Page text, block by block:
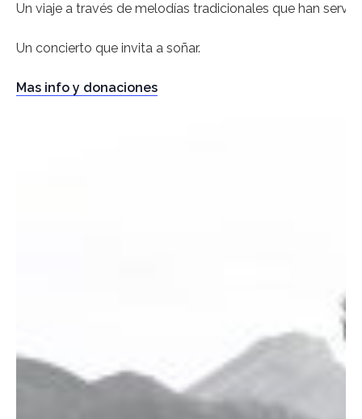
Un viaje a través de melodías tradicionales que han
Un concierto que invita a soñar.
Mas info y donaciones